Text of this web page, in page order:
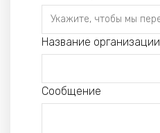
Название организации
Сообщение